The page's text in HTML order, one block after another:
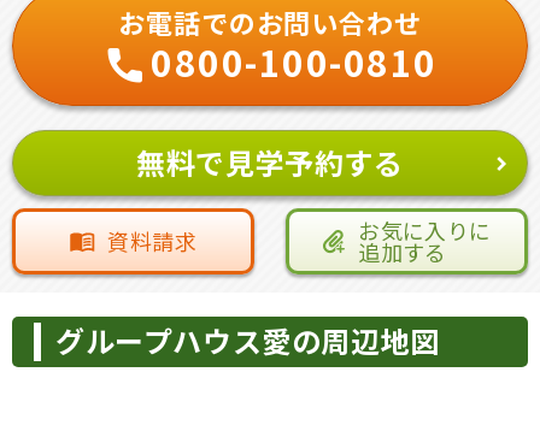
お電話でのお問い合わせ
0800-100-0810
無料で見学予約する
資料請求 お気に入りに
追加する
グループハウス愛の周辺地図